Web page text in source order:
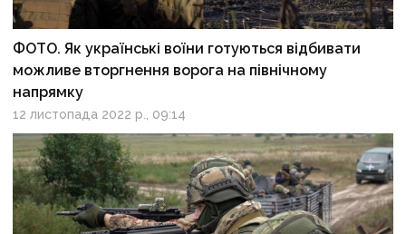
ФОТО. Як українські воїни готуються відбивати
можливе вторгнення ворога на північному
напрямку
12 листопада 2022 р., 09:14